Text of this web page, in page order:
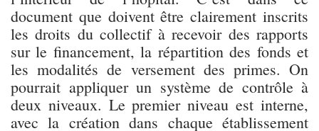
document que doivent être clairement inscrits
les droits du collectif à recevoir des rapports
sur le financement, la répartition des fonds et
les modalités de versement des primes. On
pourrait appliquer un système de contrôle à
deux niveaux. Le premier niveau est interne,
avec la création dans chaque établissement